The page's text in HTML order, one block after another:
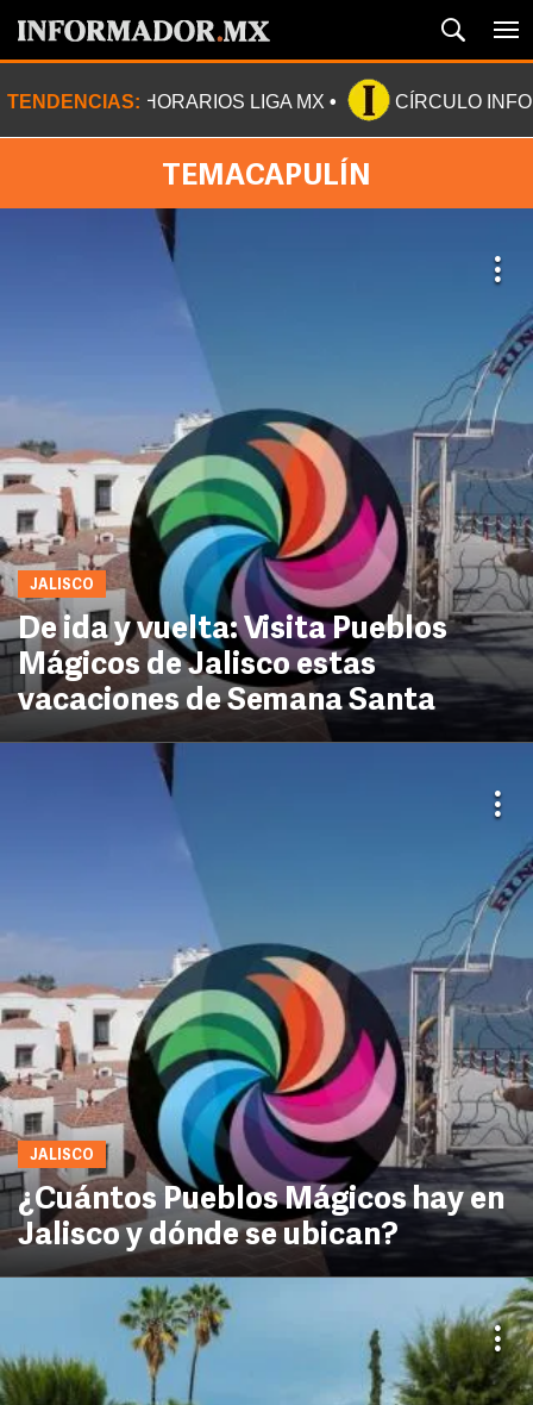
TENDENCIAS: HORARIOS LIGA MX CÍRCULO
TEMACAPULÍN
JALISCO
De ida y vuelta: Visita Pueblos
Mágicos de Jalisco estas
vacaciones de Semana Santa
JALISCO
¿Cuántos Pueblos Mágicos hay en
Jalisco y dónde se ubican?